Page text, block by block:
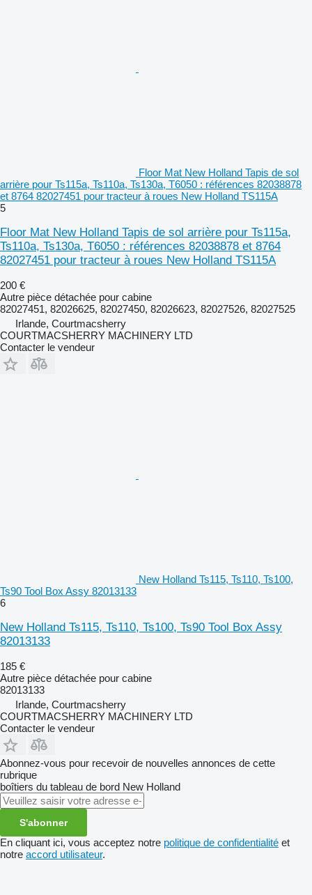
Floor Mat New Holland Tapis de sol
arrière pour Ts115a, Ts110a, Ts130a, T6050 : références 82038878
et 8764 82027451 pour tracteur à roues New Holland TS115A
5
Floor Mat New Holland Tapis de sol arrière pour Ts115a,
Ts110a, Ts130a, T6050 : références 82038878 et 8764
82027451 pour tracteur à roues New Holland TS115A
200 €
Autre pièce détachée pour cabine
82027451, 82026625, 82027450, 82026623, 82027526, 82027525
Irlande, Courtmacsherry
COURTMACSHERRY MACHINERY LTD
Contacter le vendeur
New Holland Ts115, Ts110, Ts100,
Ts90 Tool Box Assy 82013133
6
New Holland Ts115, Ts110, Ts100, Ts90 Tool Box Assy
82013133
185 €
Autre pièce détachée pour cabine
82013133
Irlande, Courtmacsherry
COURTMACSHERRY MACHINERY LTD
Contacter le vendeur
Abonnez-vous pour recevoir de nouvelles annonces de cette
rubrique
boîtiers du tableau de bord New Holland
S'abonner
En cliquant ici, vous acceptez notre politique de confidentialité et
notre accord utilisateur.